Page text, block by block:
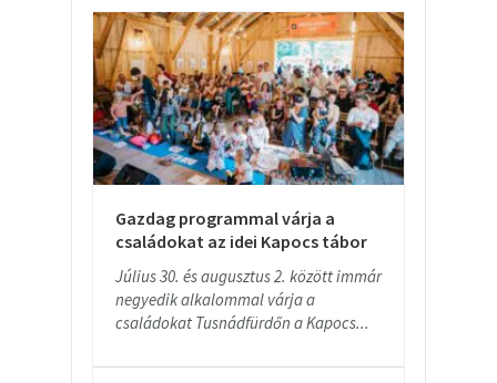
Gazdag programmal várja a
családokat az idei Kapocs tábor
Július 30. és augusztus 2. között immár
negyedik alkalommal várja a
családokat Tusnádfürdőn a Kapocs...